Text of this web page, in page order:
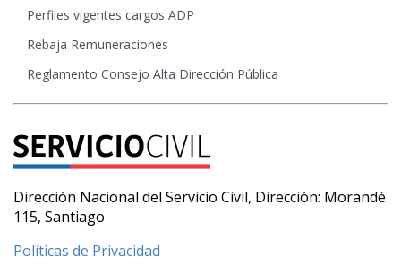
Perfiles vigentes cargos ADP
Rebaja Remuneraciones
Reglamento Consejo Alta Dirección Pública
Dirección Nacional del Servicio Civil, Dirección: Morandé
115, Santiago
Políticas de Privacidad